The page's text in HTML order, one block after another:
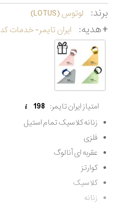
برند: لوتوس (LOTUS)
+ هدیه: ایران تایمر- خدمات کد 121980
امتیاز ایران تایمر: 198
زنانه کلاسیک تمام استیل
فلزی
عقربه ای آنالوگ
کوارتز
کلاسیک
زنانه